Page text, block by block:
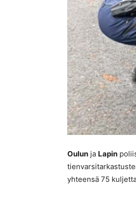
Oulun ja Lapin
yhteensä 75